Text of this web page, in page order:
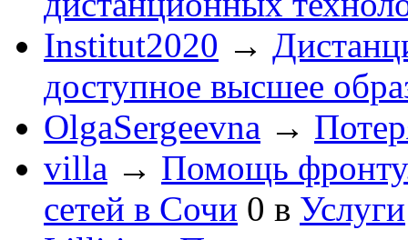
Institut2020 →
доступное высшее
OlgaSergeevna →
villa → Помощь
сетей в Сочи 0 в Услуги